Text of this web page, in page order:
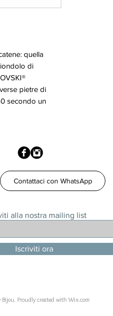
quella
di
pietre di
secondo un
alla nostra mailing list
Iscriviti ora
Contattaci con WhatsApp
Proudly created with Wix.com